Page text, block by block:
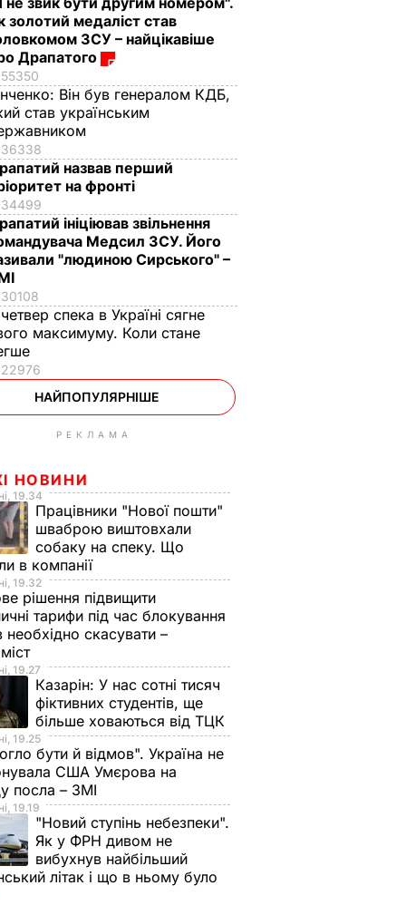
золотий медаліст став
ЗСУ – найцікавіше
Драпатого
55350
Він був генералом КДБ,
став українським
36338
назвав перший
на фронті
34499
ініціював звільнення
Медсил ЗСУ. Його
"людиною Сирського" –
30108
спека в Україні сягне
максимуму. Коли стане
22976
НАЙПОПУЛЯРНІШЕ
РЕКЛАМА
НОВИНИ
19.34
Працівники "Нової пошти"
шваброю виштовхали
собаку на спеку. Що
в компанії
19.32
рішення підвищити
тарифи під час блокування
необхідно скасувати –
19.27
Казарін: У нас сотні тисяч
фіктивних студентів, ще
більше ховаються від ТЦК
19.25
бути й відмов". Україна не
США Умєрова на
посла – ЗМІ
19.19
"Новий ступінь небезпеки".
Як у ФРН дивом не
вибухнув найбільший
літак і що в ньому було